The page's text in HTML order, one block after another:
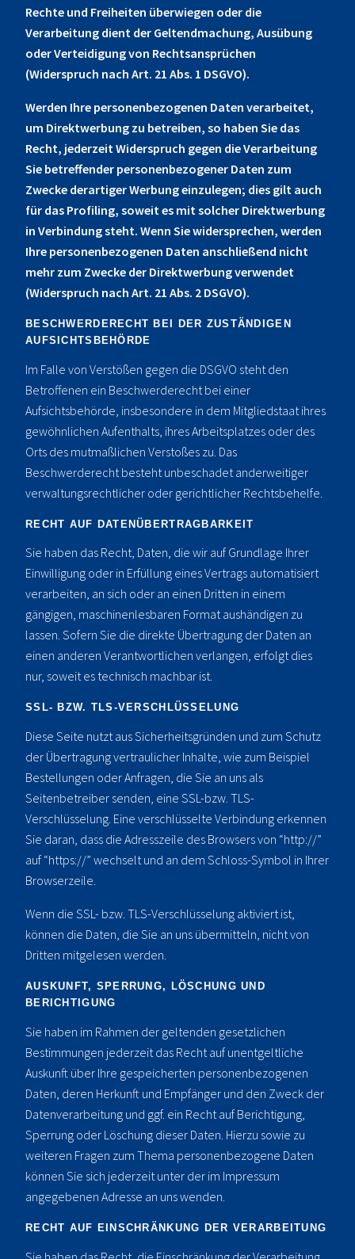
Rechte und Freiheiten überwiegen oder die
Verarbeitung dient der Geltendmachung, Ausübung
oder Verteidigung von Rechtsansprüchen
(Widerspruch nach Art. 21 Abs. 1 DSGVO).
Werden Ihre personenbezogenen Daten verarbeitet,
um Direktwerbung zu betreiben, so haben Sie das
Recht, jederzeit Widerspruch gegen die Verarbeitung
Sie betreffender personenbezogener Daten zum
Zwecke derartiger Werbung einzulegen; dies gilt auch
für das Profiling, soweit es mit solcher Direktwerbung
in Verbindung steht. Wenn Sie widersprechen, werden
Ihre personenbezogenen Daten anschließend nicht
mehr zum Zwecke der Direktwerbung verwendet
(Widerspruch nach Art. 21 Abs. 2 DSGVO).
BESCHWERDERECHT BEI DER ZUSTÄNDIGEN
AUFSICHTSBEHÖRDE
Im Falle von Verstößen gegen die DSGVO steht den
Betroffenen ein Beschwerderecht bei einer
Aufsichtsbehörde, insbesondere in dem Mitgliedstaat ihres
gewöhnlichen Aufenthalts, ihres Arbeitsplatzes oder des
Orts des mutmaßlichen Verstoßes zu. Das
Beschwerderecht besteht unbeschadet anderweitiger
verwaltungsrechtlicher oder gerichtlicher Rechtsbehelfe.
RECHT AUF DATENÜBERTRAGBARKEIT
Sie haben das Recht, Daten, die wir auf Grundlage Ihrer
Einwilligung oder in Erfüllung eines Vertrags automatisiert
verarbeiten, an sich oder an einen Dritten in einem
gängigen, maschinenlesbaren Format aushändigen zu
lassen. Sofern Sie die direkte Übertragung der Daten an
einen anderen Verantwortlichen verlangen, erfolgt dies
nur, soweit es technisch machbar ist.
SSL- BZW. TLS-VERSCHLÜSSELUNG
Diese Seite nutzt aus Sicherheitsgründen und zum Schutz
der Übertragung vertraulicher Inhalte, wie zum Beispiel
Bestellungen oder Anfragen, die Sie an uns als
Seitenbetreiber senden, eine SSL-bzw. TLS-
Verschlüsselung. Eine verschlüsselte Verbindung erkennen
Sie daran, dass die Adresszeile des Browsers von “http://”
auf “https://” wechselt und an dem Schloss-Symbol in Ihrer
Browserzeile.
Wenn die SSL- bzw. TLS-Verschlüsselung aktiviert ist,
können die Daten, die Sie an uns übermitteln, nicht von
Dritten mitgelesen werden.
AUSKUNFT, SPERRUNG, LÖSCHUNG UND
BERICHTIGUNG
Sie haben im Rahmen der geltenden gesetzlichen
Bestimmungen jederzeit das Recht auf unentgeltliche
Auskunft über Ihre gespeicherten personenbezogenen
Daten, deren Herkunft und Empfänger und den Zweck der
Datenverarbeitung und ggf. ein Recht auf Berichtigung,
Sperrung oder Löschung dieser Daten. Hierzu sowie zu
weiteren Fragen zum Thema personenbezogene Daten
können Sie sich jederzeit unter der im Impressum
angegebenen Adresse an uns wenden.
RECHT AUF EINSCHRÄNKUNG DER VERARBEITUNG